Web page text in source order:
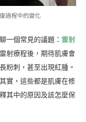
過程中的變化
一個常見的議題： 雷射
射療程後，期待肌膚會
粉刺，甚至出現紅腫。
實，這些都是肌膚在修
其中的原因及該怎麼保